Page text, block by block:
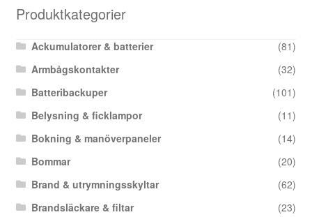
Produktkategorier
Ackumulatorer & batterier
(81)
Armbågskontakter
(32)
Batteribackuper
(101)
Belysning & ficklampor
(11)
Bokning & manöverpaneler
(14)
Bommar
(20)
Brand & utrymningsskyltar
(62)
Brandsläckare & filtar
(23)